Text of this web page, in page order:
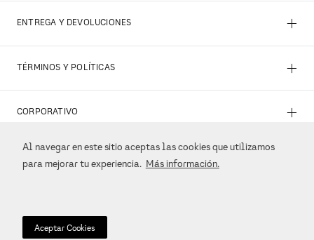
Al navegar en este sitio aceptas las cookies que utilizamos
para mejorar tu experiencia. Más información.
Aceptar Cookies
ENTREGA Y DEVOLUCIONES +
TÉRMINOS Y POLÍTICAS +
CORPORATIVO +
REDES SOCIALES